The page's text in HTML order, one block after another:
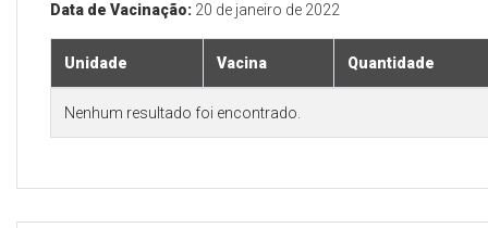
Data de Vacinação: 20 de janeiro de 2022
Unidade Vacina Quantidade
Nenhum resultado foi encontrado.